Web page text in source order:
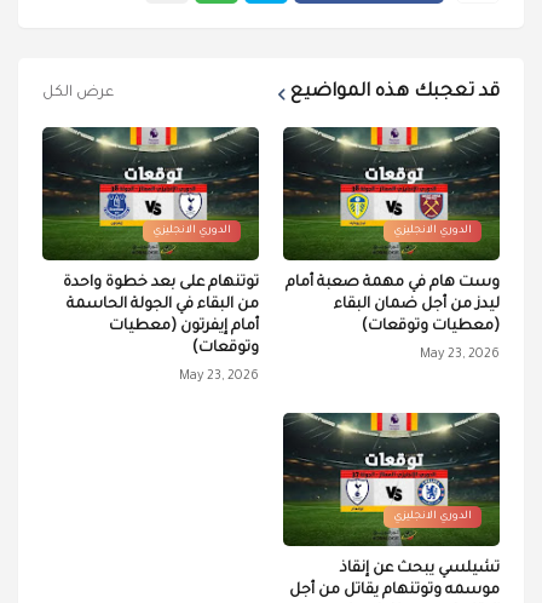
قد تعجبك هذه المواضيع عرض الكل
الدوري الانجليزي
وست هام في مهمة صعبة أمام
ليدز من أجل ضمان البقاء
(معطيات وتوقعات)
May 23, 2026
الدوري الانجليزي
توتنهام على بعد خطوة واحدة
من البقاء في الجولة الحاسمة
أمام إيفرتون (معطيات
وتوقعات)
May 23, 2026
الدوري الانجليزي
تشيلسي يبحث عن إنقاذ
موسمه وتوتنهام يقاتل من أجل